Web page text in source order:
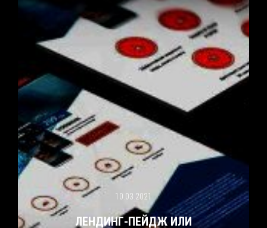
10.03.2021
ЛЕНДИНГ-ПЕЙДЖ ИЛИ